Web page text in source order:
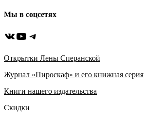
Мы в соцсетях
ВКонтакте
YouTube
Telegram
Открытки Лены Сперанской
Журнал «Пироскаф» и его книжная серия
Книги нашего издательства
Скидки